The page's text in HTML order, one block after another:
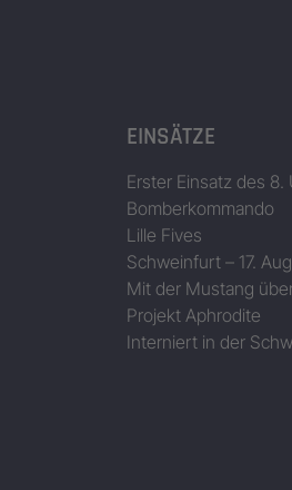
EINSÄTZE
Erster Einsatz des 8.
Bomberkommando
Lille Fives
Schweinfurt – 17.
Mit der Mustang
Projekt Aphrodite
Interniert in der